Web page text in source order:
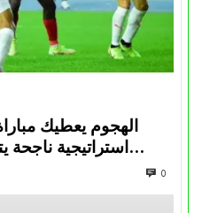
الهجوم يعطيك
استراتيجية ناجحة
0